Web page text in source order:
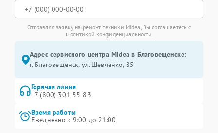
Отправляя заявку на ремонт техники Midea, Вы соглашаетесь с
Политикой конфиденциальности
Адрес сервисного центра Midea в Благовещенске:
г. Благовещенск, ул. Шевченко, 85
Горячая линия
+7 (800) 301-55-83
Время работы
Ежедневно с 9:00 до 21:00